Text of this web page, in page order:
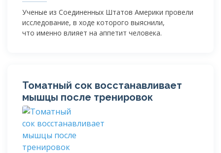
Ученые из Соединенных Штатов Америки провели
исследование, в ходе которого выяснили,
что именно влияет на аппетит человека.
Томатный сок восстанавливает
мышцы после тренировок